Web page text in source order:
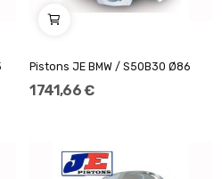
Pistons JE BMW / S50B30 Ø86
1 741,66 €